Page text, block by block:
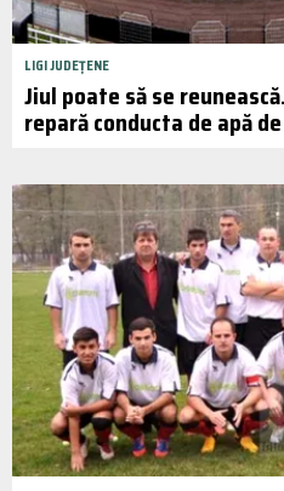
LIGI JUDEȚENE
Jiul poate să se
repară conducta de apă